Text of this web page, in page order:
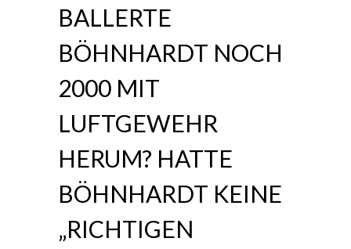
BALLERTE
BÖHNHARDT NOCH
2000 MIT
LUFTGEWEHR
HERUM? HATTE
BÖHNHARDT KEINE
„RICHTIGEN